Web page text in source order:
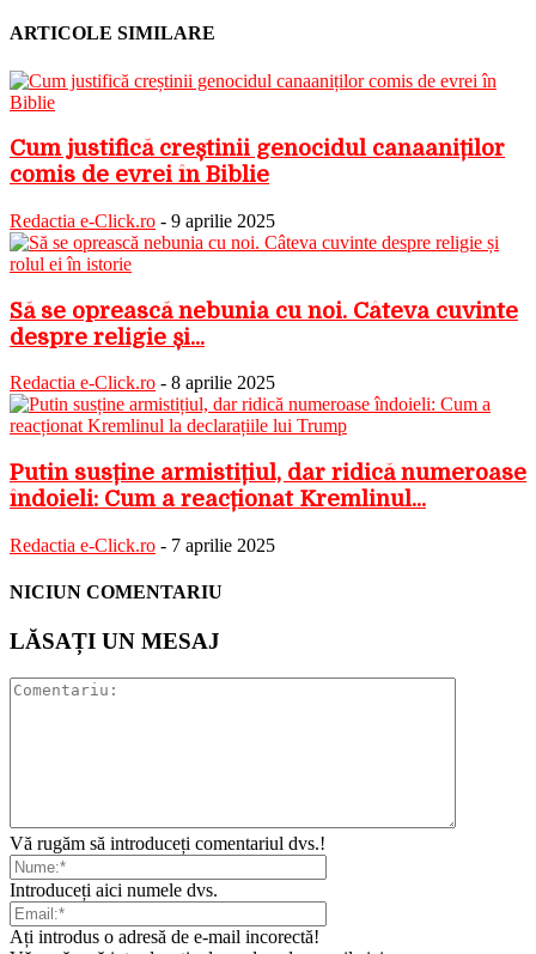
ARTICOLE SIMILARE
Cum justifică creștinii genocidul canaaniților
comis de evrei în Biblie
Redactia e-Click.ro - 9 aprilie 2025
Să se oprească nebunia cu noi. Câteva cuvinte
despre religie și...
Redactia e-Click.ro - 8 aprilie 2025
Putin susține armistițiul, dar ridică numeroase
îndoieli: Cum a reacționat Kremlinul...
Redactia e-Click.ro - 7 aprilie 2025
NICIUN COMENTARIU
LĂSAȚI UN MESAJ
Vă rugăm să introduceți comentariul dvs.!
Introduceți aici numele dvs.
Ați introdus o adresă de e-mail incorectă!